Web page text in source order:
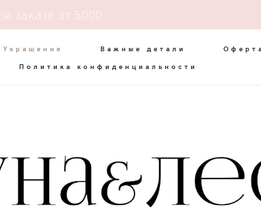
заказе от 5000
Украшения Важные детали
Политика конфиденциальности